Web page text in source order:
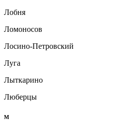
Лобня
Ломоносов
Лосино-Петровский
Луга
Лыткарино
Люберцы
М